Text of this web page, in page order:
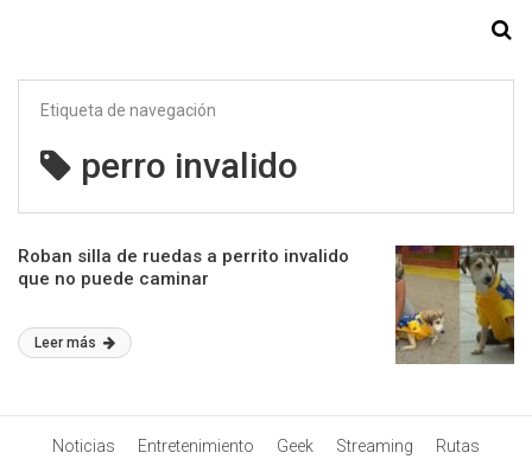
Etiqueta de navegación
perro invalido
Roban silla de ruedas a perrito invalido
que no puede caminar
Leer más
Noticias Entretenimiento Geek Streaming
Rutas